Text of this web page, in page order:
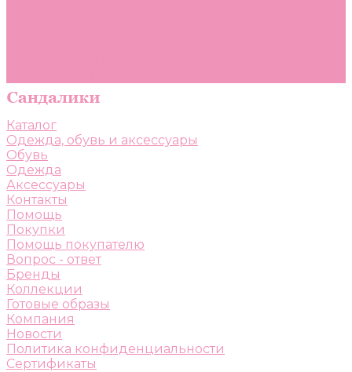
Каталог
Одежда, обувь и аксессуары
Обувь
Одежда
Аксессуары
Контакты
Помощь
Покупки
Помощь покупателю
Вопрос - ответ
Бренды
Коллекции
Готовые образы
Компания
Новости
Политика конфиденциальности
Сертификаты